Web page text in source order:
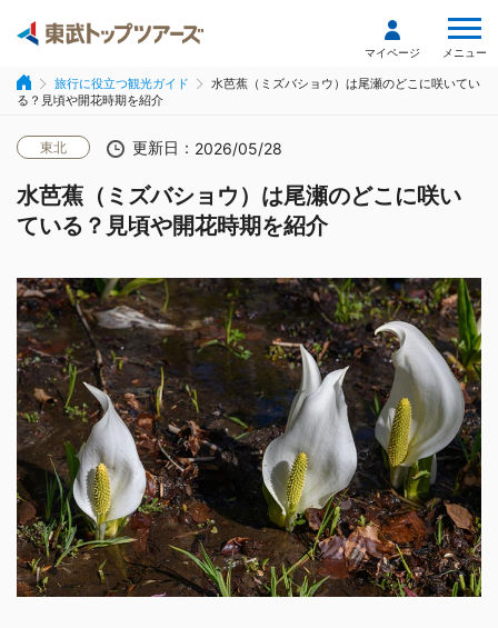
マイページ メニュー
旅行に役立つ観光ガイド
水芭蕉（ミズバショウ）は尾瀬のどこに咲いてい
る？見頃や開花時期を紹介
東北 更新日： 2026/05/28
水芭蕉（ミズバショウ）は尾瀬のどこに咲い
ている？見頃や開花時期を紹介